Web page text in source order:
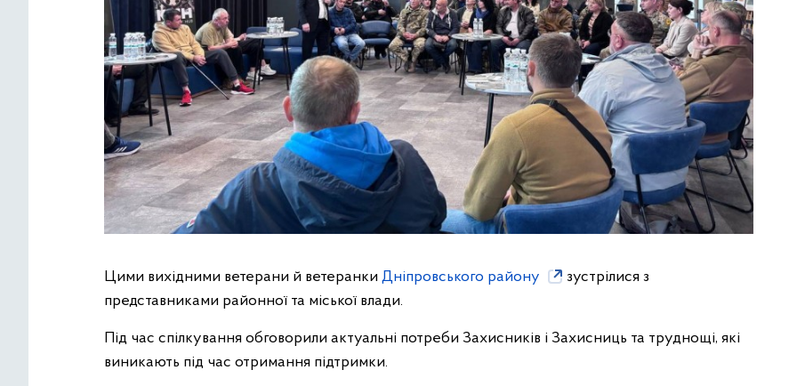
Цими вихідними ветерани й ветеранки Дніпровського району
зустрілися з
представниками районної та міської влади.
Під час спілкування обговорили актуальні потреби Захисників і Захисниць та труднощі, які
виникають під час отримання підтримки.